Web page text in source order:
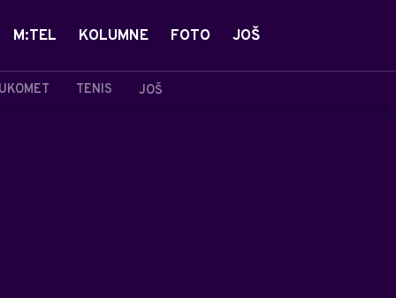
TENIS JOŠ
M:TEL KOLUMNE FOTO JOŠ